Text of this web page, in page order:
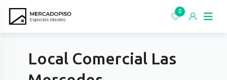
0
Local Comercial Las